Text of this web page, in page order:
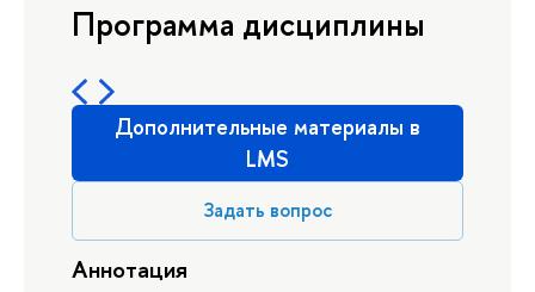
Программа дисциплины
Дополнительные материалы в
LMS
Задать вопрос
Аннотация